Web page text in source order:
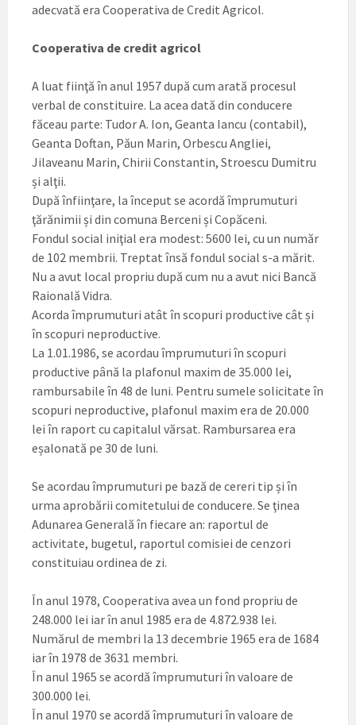
adecvată era Cooperativa de Credit Agricol.
Cooperativa de credit agricol
A luat fiinţă în anul 1957 după cum arată procesul
verbal de constituire. La acea dată din conducere
făceau parte: Tudor A. Ion, Geanta Iancu (contabil),
Geanta Doftan, Păun Marin, Orbescu Angliei,
Jilaveanu Marin, Chirii Constantin, Stroescu Dumitru
și alţii.
După înfiinţare, la început se acordă împrumuturi
ţărănimii și din comuna Berceni și Copăceni.
Fondul social iniţial era modest: 5600 lei, cu un număr
de 102 membrii. Treptat însă fondul social s-a mărit.
Nu a avut local propriu după cum nu a avut nici Bancă
Raională Vidra.
Acorda împrumuturi atât în scopuri productive cât și
în scopuri neproductive.
La 1.01.1986, se acordau împrumuturi în scopuri
productive până la plafonul maxim de 35.000 lei,
rambursabile în 48 de luni. Pentru sumele solicitate în
scopuri neproductive, plafonul maxim era de 20.000
lei în raport cu capitalul vărsat. Rambursarea era
eșalonată pe 30 de luni.
Se acordau împrumuturi pe bază de cereri tip și în
urma aprobării comitetului de conducere. Se ţinea
Adunarea Generală în fiecare an: raportul de
activitate, bugetul, raportul comisiei de cenzori
constituiau ordinea de zi.
În anul 1978, Cooperativa avea un fond propriu de
248.000 lei iar în anul 1985 era de 4.872.938 lei.
Numărul de membri la 13 decembrie 1965 era de 1684
iar în 1978 de 3631 membri.
În anul 1965 se acordă împrumuturi în valoare de
300.000 lei.
În anul 1970 se acordă împrumuturi în valoare de